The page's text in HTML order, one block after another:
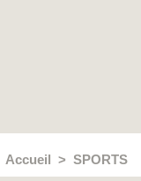
Accueil > SPORTS